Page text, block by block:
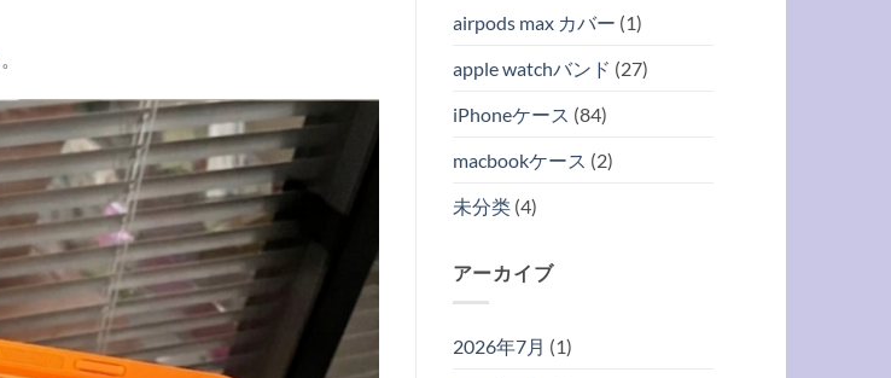
airpods max カバー (1)
apple watchバンド (27)
iPhoneケース (84)
macbookケース (2)
未分类(4)
アーカイブ
2026年7月 (1)